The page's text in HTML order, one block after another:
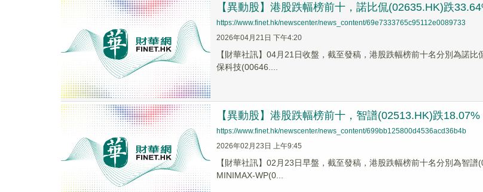
【異動股】港股跌幅榜前十，諾比侃(02635.HK)跌
https://www.finet.hk/newscenter/news_content/69e7333765c95112e0089733
2026年04月21日 下午4:20
【財華社訊】04月21日收盤，截至發稿，港股跌幅榜前十名分別為諾
保科技(00646....
【異動股】港股跌幅榜前十，智譜(02513.HK)跌
https://www.finet.hk/newscenter/news_content/699bb125800d4536acd36b4b
2026年02月23日 上午9:45
【財華社訊】02月23日早盤，截至發稿，港股跌幅榜前十名分別為智
MINIMAX-WP(0...